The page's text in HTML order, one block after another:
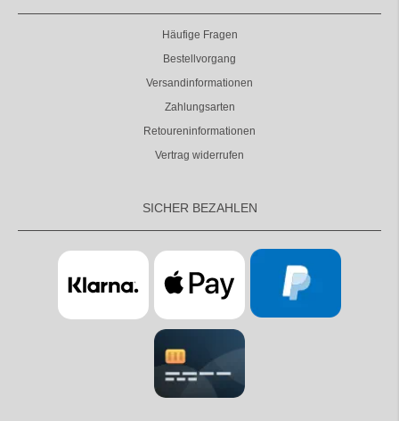
Häufige Fragen
Bestellvorgang
Versandinformationen
Zahlungsarten
Retoureninformationen
Vertrag widerrufen
SICHER BEZAHLEN